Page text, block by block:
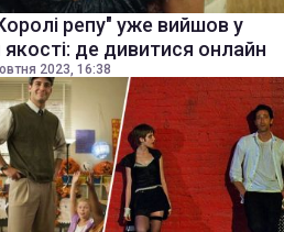
репу" уже вийшов у
якості: де дивитися онлайн
2023, 16:38